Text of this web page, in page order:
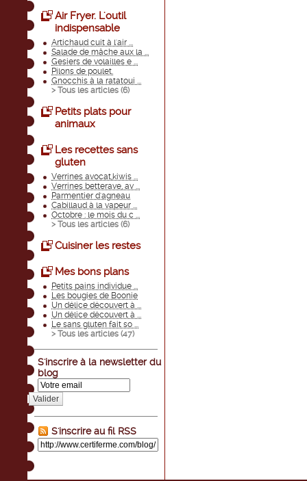
Air Fryer. L'outil
indispensable
Artichaud cuit à l'air ...
Salade de mâche aux la ...
Gesiers de volailles e ...
Pilons de poulet.
Gnocchis à la ratatoui ...
> Tous les articles (6)
Petits plats pour
animaux
Les recettes sans
gluten
Verrines avocat,kiwis ...
Verrines betterave, av ...
Parmentier d'agneau
Cabillaud à la vapeur ...
Octobre : le mois du c ...
> Tous les articles (6)
Cuisiner les restes
Mes bons plans
Petits pains individue ...
Les bougies de Boonie
Un délice découvert à ...
Un délice découvert à ...
Le sans gluten fait so ...
> Tous les articles (47)
S'inscrire à la newsletter du
blog
Valider
S'inscrire au fil RSS